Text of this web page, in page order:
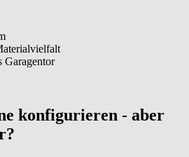
Garagentor
konfigurieren - aber